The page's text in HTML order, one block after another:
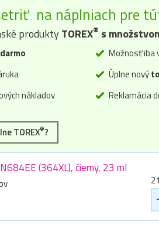
na náplniach pre
produktyTOREX® s
nákladov
Možnosť iba
Úplne nový
Reklamácia
TOREX®?
(364XL), čierny, 23 ml